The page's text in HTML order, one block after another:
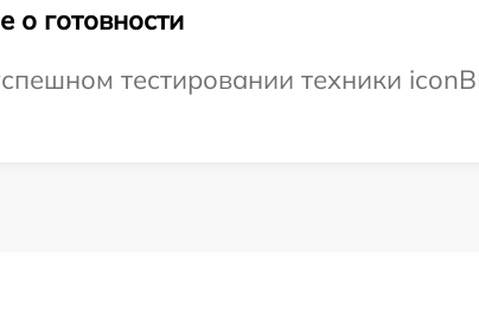
готовности
тестировании техники